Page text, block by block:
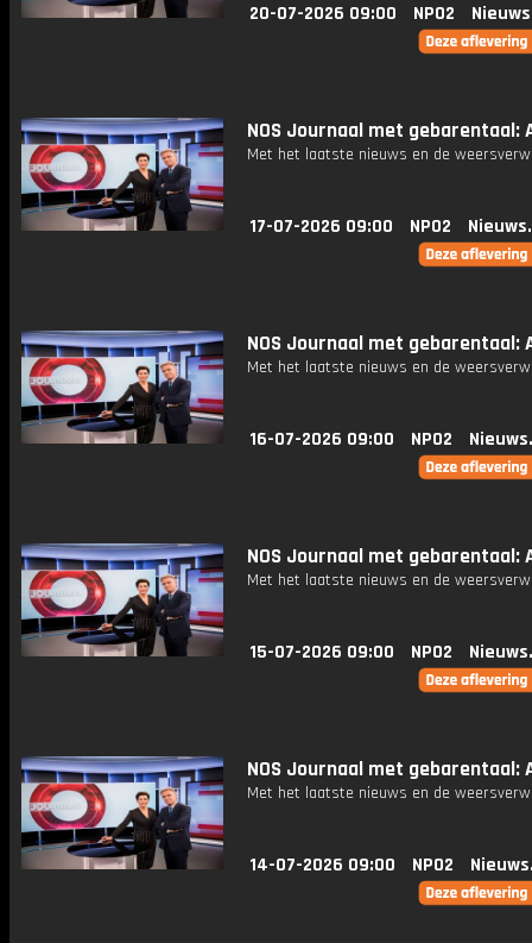
20-07-2026 09:00 NPO2
NOS Journaal met gebarentaal:
Met het laatste nieuws en de
17-07-2026 09:00 NPO2
NOS Journaal met gebarentaal:
Met het laatste nieuws en de
16-07-2026 09:00 NPO2
NOS Journaal met gebarentaal:
Met het laatste nieuws en de
15-07-2026 09:00 NPO2
NOS Journaal met gebarentaal:
Met het laatste nieuws en de
14-07-2026 09:00 NPO2